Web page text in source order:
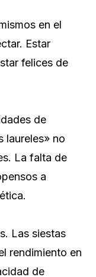
en el
Estar
felices de
de
laureles» no
La falta de
a
Las siestas
rendimiento en
de